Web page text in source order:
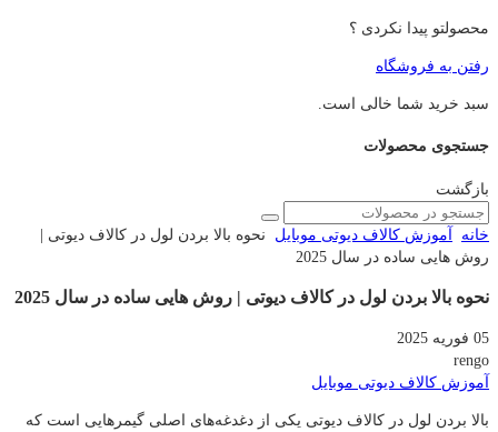
محصولتو پیدا نکردی ؟
رفتن به فروشگاه
سبد خرید شما خالی است.
جستجوی محصولات
بازگشت
خانه آموزش کالاف دیوتی موبایل
نحوه بالا بردن لول در کالاف دیوتی |
روش هایی ساده در سال 2025
نحوه بالا بردن لول در کالاف دیوتی | روش هایی ساده در سال 2025
05 فوریه 2025
rengo
آموزش کالاف دیوتی موبایل
بالا بردن لول در کالاف دیوتی یکی از دغدغه‌های اصلی گیمرهایی است که